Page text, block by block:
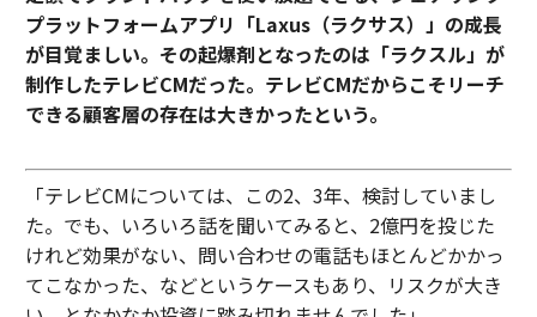
プラットフォームアプリ「Laxus（ラクサス）」の成長
が目覚ましい。その起爆剤となったのは「ラクスル」が
制作したテレビCMだった。テレビCMだからこそリーチ
できる顧客層の存在は大きかったという。
「テレビCMについては、この2、3年、検討していまし
た。でも、いろいろ話を聞いてみると、2億円を投じた
けれど効果がない、問い合わせの電話もほとんどかかっ
てこなかった、などというケースもあり、リスクが大き